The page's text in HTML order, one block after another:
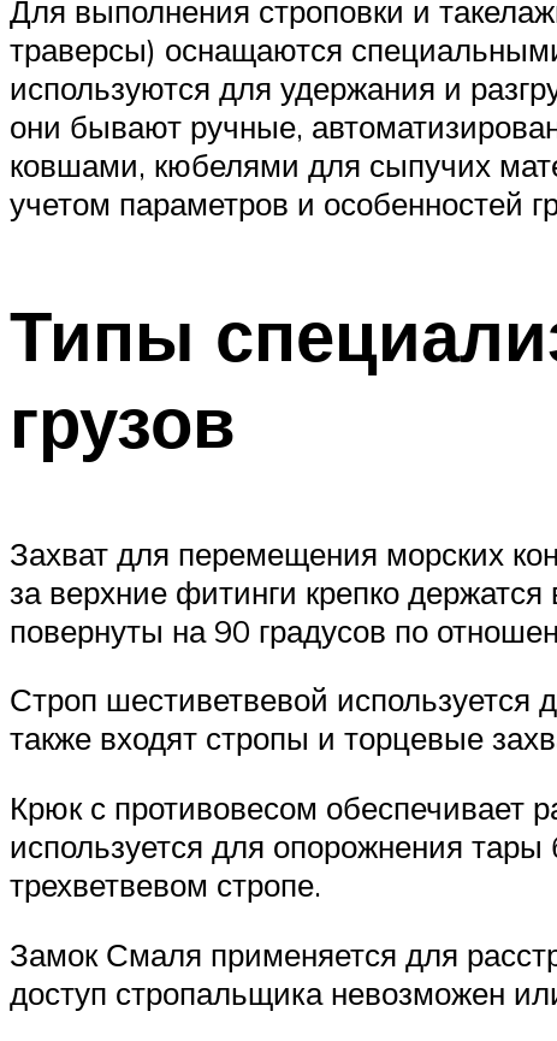
Для выполнения строповки и
траверсы) оснащаются
используются для удержания и
они бывают ручные,
ковшами, кюбелями для сыпучих
учетом параметров и особенностей
Типы
грузов
Захват для перемещения морских
за верхние фитинги крепко
повернуты на 90 градусов по
Строп шестиветвевой используется
также входят стропы и торцевые
Крюк с противовесом обеспечивает
используется для опорожнения
трехветвевом стропе.
Замок Смаля применяется для
доступ стропальщика невозможен